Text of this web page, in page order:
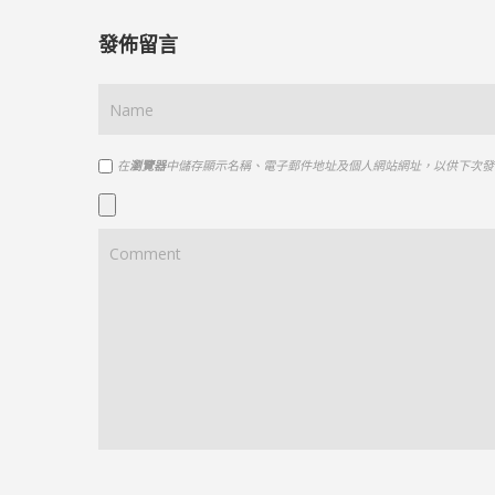
發佈留言
在瀏覽器中儲存顯示名稱、電子郵件地址及個人網站網址，以供下次